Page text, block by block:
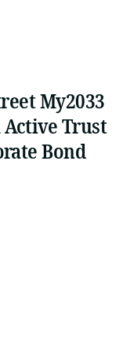
My2033
Active Trust
Bond